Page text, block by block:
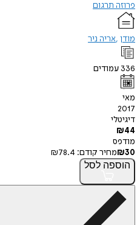
פרוזה תרגום
מודן אריה ניר
336 עמודים
מאי
2017
דיגיטלי
₪44
מודפס
₪30 מחיר קודם: ₪78.4
הוספה לסל